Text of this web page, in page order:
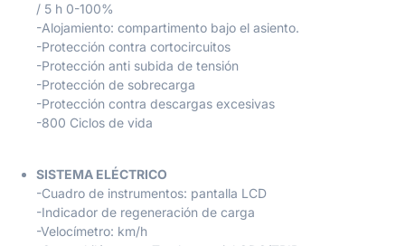
/ 5 h 0-100%
-Alojamiento: compartimento bajo el asiento.
-Protección contra cortocircuitos
-Protección anti subida de tensión
-Protección de sobrecarga
-Protección contra descargas excesivas
-800 Ciclos de vida
SISTEMA ELÉCTRICO
-Cuadro de instrumentos: pantalla LCD
-Indicador de regeneración de carga
-Velocímetro: km/h